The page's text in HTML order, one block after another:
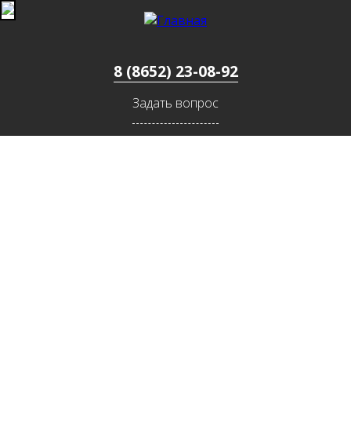
Jump to navigation
8 (8652) 23-08-92
Задать вопрос